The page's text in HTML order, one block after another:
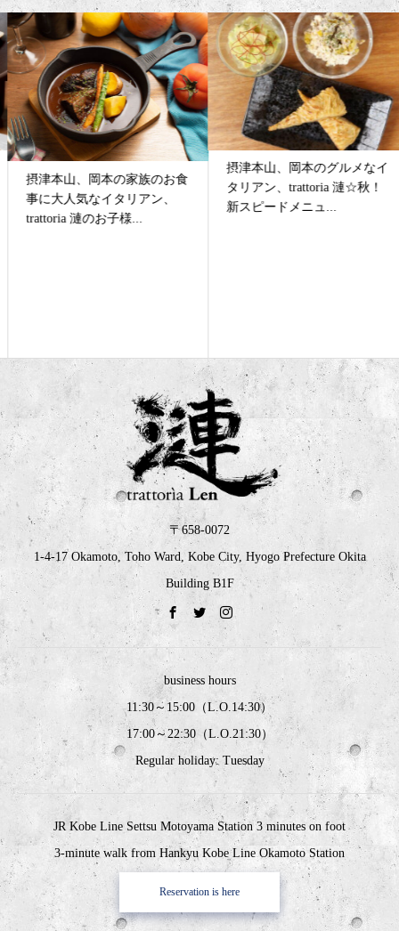
摂津本山、岡本の家族のお食
事に大人気なイタリアン、
trattoria 漣のお子様...
摂津本山、岡本のグルメなイ
タリアン、trattoria 漣☆秋！
新スピードメニュ...
〒658-0072
1-4-17 Okamoto, Toho Ward, Kobe City, Hyogo Prefecture Okita
Building B1F
business hours
11:30～15:00（L.O.14:30）
17:00～22:30（L.O.21:30）
Regular holiday: Tuesday
JR Kobe Line Settsu Motoyama Station 3 minutes on foot
3-minute walk from Hankyu Kobe Line Okamoto Station
Reservation is here